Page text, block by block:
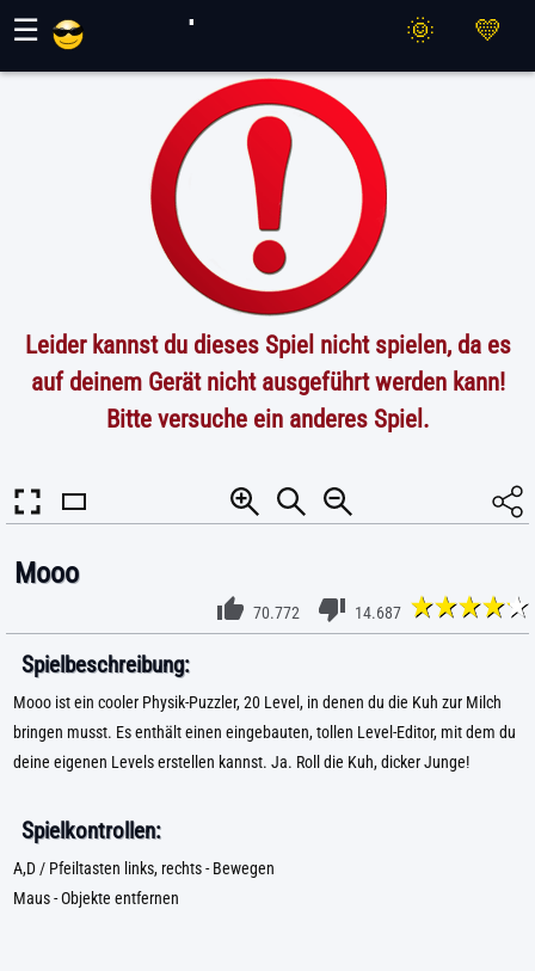
☰
Leider kannst du dieses Spiel nicht spielen, da es
auf deinem Gerät nicht ausgeführt werden kann!
Bitte versuche ein anderes Spiel.
Mooo
70.772 14.687
Spielbeschreibung:
Mooo ist ein cooler Physik-Puzzler, 20 Level, in denen du die Kuh zur Milch
bringen musst. Es enthält einen eingebauten, tollen Level-Editor, mit dem du
deine eigenen Levels erstellen kannst. Ja. Roll die Kuh, dicker Junge!
Spielkontrollen:
A,D / Pfeiltasten links, rechts - Bewegen
Maus - Objekte entfernen